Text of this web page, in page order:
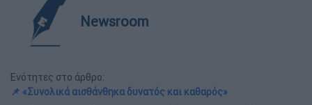
Newsroom
Ενότητες στο άρθρο:
📌 «Συνολικά αισθάνθηκα δυνατός και καθαρός»